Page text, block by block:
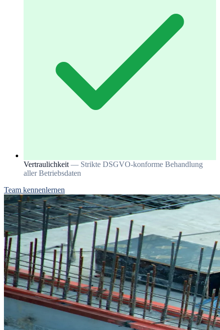
Vertraulichkeit — Strikte DSGVO-konforme Behandlung
aller Betriebsdaten
Team kennenlernen